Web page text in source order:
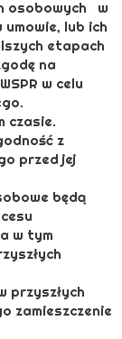
osobowych w
lub ich
etapach
na
w celu
czasie.
z
przed jej
będą
w tym
przyszłych
zamieszczenie